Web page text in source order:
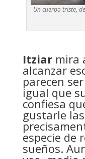
Un cuerpo triste,
Itziarmira
alcanzar
parecen
igual que
confiesa
gustarle
especie de
sueños.